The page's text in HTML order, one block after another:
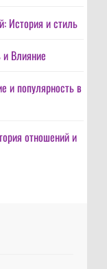
История и стиль
Влияние
и популярность в
отношений и